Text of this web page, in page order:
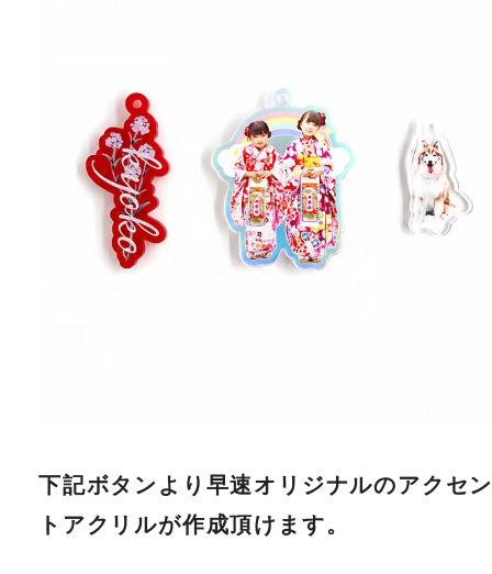
下記ボタンより早速オリジナルのアクセ
トアクリルが作成頂けます。